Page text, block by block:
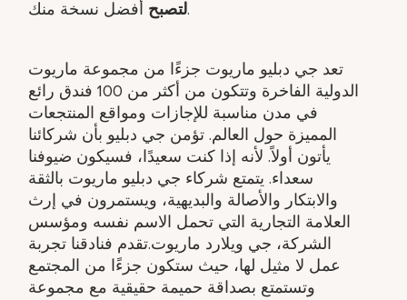
لتصبحأفضل نسخة منك.
تعد جي دبليو ماريوت جزءًا من مجموعة ماريوت
الدولية الفاخرة وتتكون من أكثر من 100 فندق رائع
في مدن مناسبة للإجازات ومواقع المنتجعات
المميزة حول العالم. تؤمن جي دبليو بأن شركائنا
يأتون أولاً. لأنه إذا كنت سعيدًا، فسيكون ضيوفنا
سعداء. يتمتع شركاء جي دبليو ماريوت بالثقة
والابتكار والأصالة والبديهية، ويستمرون في إرث
العلامة التجارية التي تحمل الاسم نفسه ومؤسس
الشركة، جي ويلارد ماريوت.تقدم فنادقنا تجربة
عمل لا مثيل لها، حيث ستكون جزءًا من المجتمع
وتستمتع بصداقة حميمة حقيقية مع مجموعة